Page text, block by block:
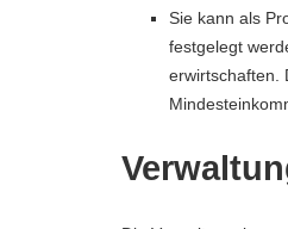
Sie kann als
festgelegt
erwirtschaften.